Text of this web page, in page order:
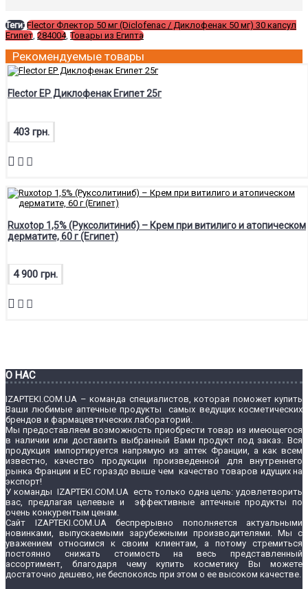
Теги: Flector Флектор 50 мг (Diclofenac / Диклофенак 50 мг) 30 капсул
Египет, 284004,Товары из Египта
Рекомендуемые товары
Flector EP Диклофенак Египет 25г
403 грн.
Ruxotop 1,5% (Руксолитиниб) – Крем при витилиго и атопическом
дерматите, 60 г (Египет)
4 900 грн.
О НАС
IZAPTEKI.COM.UA – команда специалистов, которая поможет купить
Ваши любимые аптечные продукты самых ведущих косметических
брендов и фармацевтических лабораторий.
Мы предоставляем возможность приобрести товар из имеющегося
в наличии или доставить выбранный Вами продукт под заказ. Вся
продукция импортируется напрямую из аптек Франции, а как всем
известно, качество продукции произведенной для внутреннего
рынка Франции и ЕС гораздо выше чем качество товаров идущих на
экспорт!
У команды IZAPTEKI.COM.UA есть только одна цель: удовлетворить
вас, предлагая целевые и эффективные аптечные продукты по
очень конкурентым ценам.
Сайт IZAPTEKI.COM.UA беспрерывно пополняется актуальными
новинками, выпускаемыми зарубежными производителями. Мы с
уважением относимся к своим клиентам, а потому стремиться
постоянно снижать стоимость на весь представленный
ассортимент, благодаря чему купить косметику Вы можете
достаточно дешево, не беспокоясь при этом о ее высоком качестве.